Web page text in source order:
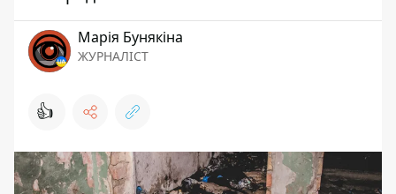
Марія Бунякіна
ЖУРНАЛІСТ
👍